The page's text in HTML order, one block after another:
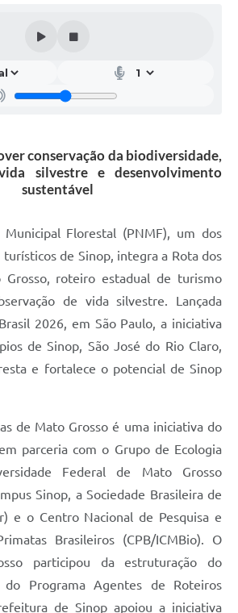
conservação da biodiversidade,
silvestre e desenvolvimento
sustentável
Florestal (PNMF), um dos
de Sinop, integra a Rota dos
Grosso, roteiro estadual de turismo
de vida silvestre. Lançada
2026, em São Paulo, a iniciativa
de Sinop, São José do Rio Claro,
e fortalece o potencial de Sinop
de Mato Grosso é uma iniciativa do
parceria com o Grupo de Ecologia
Federal de Mato Grosso
Sinop, a Sociedade Brasileira de
e o Centro Nacional de Pesquisa e
Brasileiros (CPB/ICMBio). O
participou da estruturação do
Programa Agentes de Roteiros
de Sinop apoiou a iniciativa